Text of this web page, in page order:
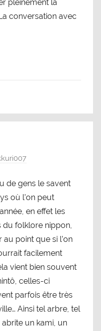
pleinement la
conversation avec
gens le savent
où l’on peut
en effet les
du folklore nippon,
point que si l’on
facilement
vient bien souvent
celles-ci
parfois être très
Ainsi tel arbre, tel
un kami, un